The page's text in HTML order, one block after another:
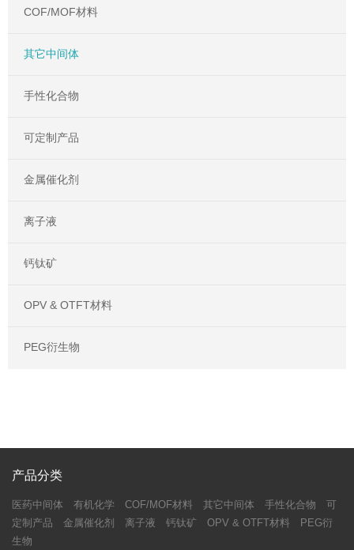
COF/MOF材料
其它中间体
手性化合物
可定制产品
金属催化剂
离子液
钙钛矿
OPV & OTFT材料
PEG衍生物
产品分类
医药中间体 有机化学 COF/MOF材料 其它中间体 手性化合物
可
定制产品
金属催化剂 离子液 钙钛矿 OPV & OTFT材料
PEG衍
生物